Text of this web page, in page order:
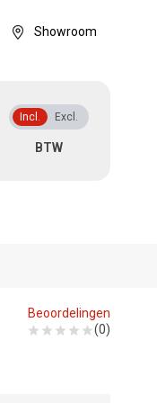
Showroom
Incl. Excl.
Beoordelingen
(0)